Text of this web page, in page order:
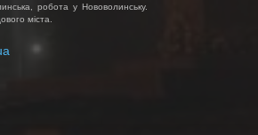
робота у Нововолинську.
міста.